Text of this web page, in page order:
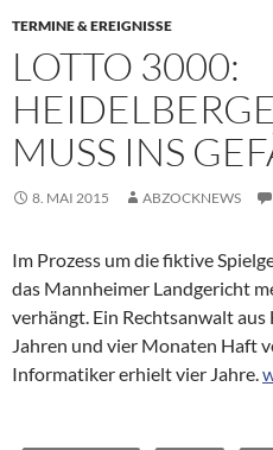
TERMINE & EREIGNISSE
LOTTO 3000:
MUSS INS
8. MAI 2015 ABZOCKNEWS
Im Prozess um die fiktive
das Mannheimer Landgericht
verhängt. Ein Rechtsanwalt
Jahren und vier Monaten Haft
Informatiker erhielt vier Jahre.